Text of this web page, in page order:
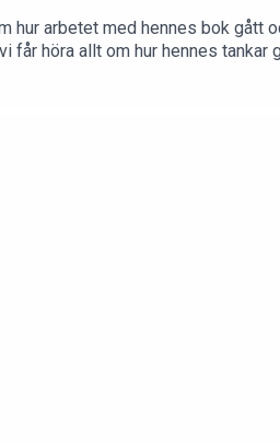
hur arbetet med hennes bok gått
höra allt om hur hennes tankar